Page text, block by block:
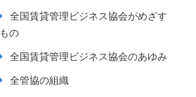
全国賃貸管理ビジネス協会がめざす
もの
全国賃貸管理ビジネス協会のあゆみ
全管協の組織